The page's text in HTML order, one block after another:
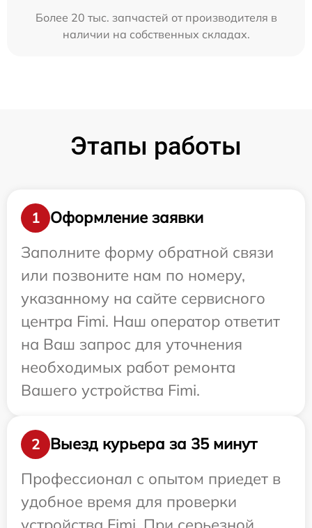
Более 20 тыс. запчастей от производителя в
наличии на собственных складах.
Этапы работы
1
Оформление заявки
Заполните форму обратной связи
или позвоните нам по номеру,
указанному на сайте сервисного
центра Fimi. Наш оператор ответит
на Ваш запрос для уточнения
необходимых работ ремонта
Вашего устройства Fimi.
2
Выезд курьера за 35 минут
Профессионал с опытом приедет в
удобное время для проверки